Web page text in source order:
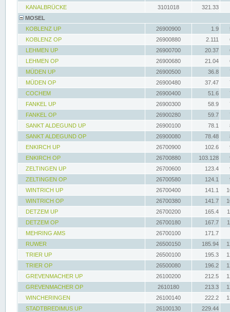
KANALBRÜCKE
3101018
321.33
MOSEL
KOBLENZ UP
26900900 1.9
KOBLENZ OP
26900880 2.111
LEHMEN UP
26900700 20.37
LEHMEN OP
26900680 21.04
MÜDEN UP
26900500 36.8
MÜDEN OP
26900480 37.47
COCHEM
26900400 51.6
FANKEL UP
26900300 58.9
FANKEL OP
26900280 59.7
SANKT ALDEGUND UP
26900100 78.1
SANKT ALDEGUND OP
26900080 78.48
ENKIRCH UP
26700900 102.6
ENKIRCH OP
26700880 103.128
ZELTINGEN UP
26700600 123.4
ZELTINGEN OP
26700580 124.1
WINTRICH UP
26700400 141.1
WINTRICH OP
26700380 141.7
DETZEM UP
26700200 165.4
DETZEM OP
26700180 167.7
MEHRING AMS
26700100
171.7
RUWER
26500150 185.94
TRIER UP
26500100 195.3
TRIER OP
26500080 196.2
GREVENMACHER UP
26100200 212.5
GREVENMACHER OP
2610180 213.3
WINCHERINGEN
26100140 222.2
STADTBREDIMUS UP
26100130
229.44